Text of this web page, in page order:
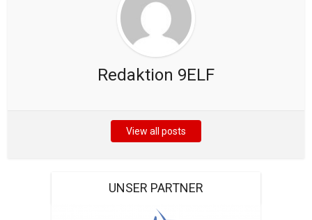
Redaktion 9ELF
View all posts
UNSER PARTNER